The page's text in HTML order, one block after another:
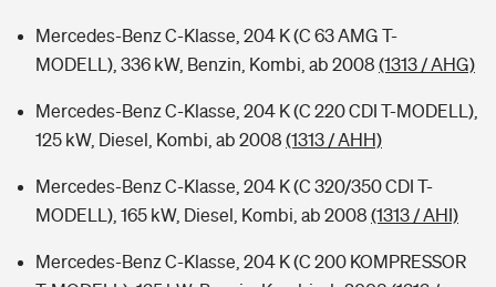
Mercedes-Benz C-Klasse, 204 K (C 63 AMG T-
MODELL), 336 kW, Benzin, Kombi, ab 2008 (1313 / AHG)
Mercedes-Benz C-Klasse, 204 K (C 220 CDI T-MODELL),
125 kW, Diesel, Kombi, ab 2008 (1313 / AHH)
Mercedes-Benz C-Klasse, 204 K (C 320/350 CDI T-
MODELL), 165 kW, Diesel, Kombi, ab 2008 (1313 / AHI)
Mercedes-Benz C-Klasse, 204 K (C 200 KOMPRESSOR